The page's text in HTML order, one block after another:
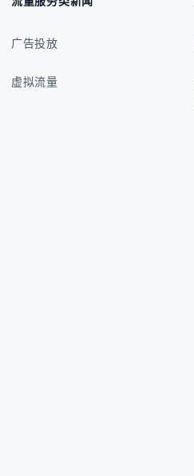
广告投放
虚拟流量